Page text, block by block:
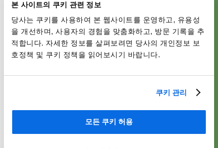
본 사이트의 쿠키 관련 정보
당사는 쿠키를 사용하여 본 웹사이트를 운영하고, 유용성
을 개선하며, 사용자의 경험을 맞춤화하고, 방문 기록을 추
적합니다. 자세한 정보를 살펴보려면 당사의 개인정보 보
호정책 및 쿠키 정책을 읽어보시기 바랍니다.
쿠키 관리
모든 쿠키 허용